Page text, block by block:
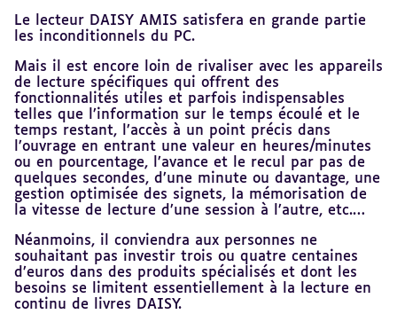
Le lecteur DAISY AMIS satisfera en grande partie
les inconditionnels du PC.
Mais il est encore loin de rivaliser avec les appareils
de lecture spécifiques qui offrent des
fonctionnalités utiles et parfois indispensables
telles que l’information sur le temps écoulé et le
temps restant, l’accès à un point précis dans
l’ouvrage en entrant une valeur en heures/minutes
ou en pourcentage, l’avance et le recul par pas de
quelques secondes, d’une minute ou davantage, une
gestion optimisée des signets, la mémorisation de
la vitesse de lecture d’une session à l’autre, etc.…
Néanmoins, il conviendra aux personnes ne
souhaitant pas investir trois ou quatre centaines
d’euros dans des produits spécialisés et dont les
besoins se limitent essentiellement à la lecture en
continu de livres DAISY.